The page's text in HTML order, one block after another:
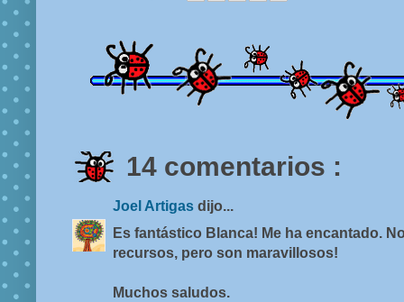
14 comentarios :
Joel Artigas dijo...
Es fantástico Blanca! Me ha encantado.
recursos, pero son maravillosos!
Muchos saludos.